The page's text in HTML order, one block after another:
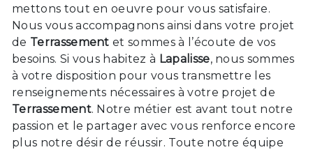
mettons tout en oeuvre pour vous satisfaire.
Nous vous accompagnons ainsi dans votre projet
de Terrassement et sommes à l’écoute de vos
besoins. Si vous habitez à Lapalisse, nous sommes
à votre disposition pour vous transmettre les
renseignements nécessaires à votre projet de
Terrassement. Notre métier est avant tout notre
passion et le partager avec vous renforce encore
plus notre désir de réussir. Toute notre équipe